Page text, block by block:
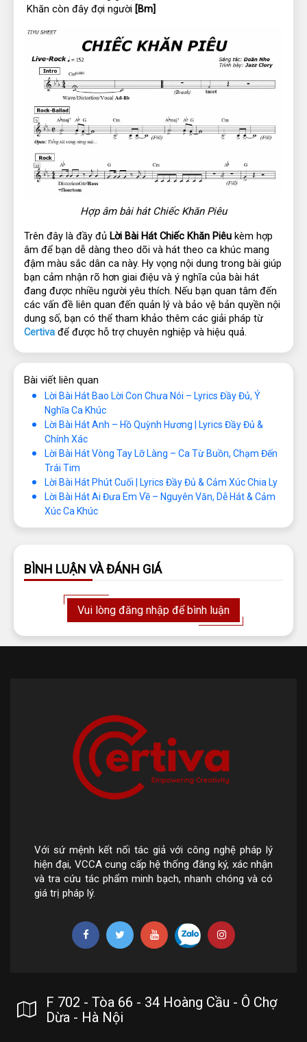
Khăn còn đây đợi người [Bm]
Hợp âm bài hát Chiếc Khăn Piêu
Trên đây là đầy đủ Lời Bài Hát Chiếc Khăn Piêu kèm hợp
âm để bạn dễ dàng theo dõi và hát theo ca khúc mang
đậm màu sắc dân ca này. Hy vọng nội dung trong bài giúp
bạn cảm nhận rõ hơn giai điệu và ý nghĩa của bài hát
đang được nhiều người yêu thích. Nếu bạn quan tâm đến
các vấn đề liên quan đến quản lý và bảo vệ bản quyền nội
dung số, bạn có thể tham khảo thêm các giải pháp từ
Certiva để được hỗ trợ chuyên nghiệp và hiệu quả.
Bài viết liên quan
Lời Bài Hát Bao Lời Con Chưa Nói – Lyrics Đầy Đủ, Ý
Nghĩa Ca Khúc
Lời Bài Hát Anh – Hồ Quỳnh Hương | Lyrics Đầy Đủ &
Chính Xác
Lời Bài Hát Vòng Tay Lỡ Làng – Ca Từ Buồn, Chạm Đến
Trái Tim
Lời Bài Hát Phút Cuối | Lyrics Đầy Đủ & Cảm Xúc Chia Ly
Lời Bài Hát Ai Đưa Em Về – Nguyên Văn, Dễ Hát & Cảm
Xúc Ca Khúc
BÌNH LUẬN VÀ ĐÁNH GIÁ
Vui lòng đăng nhập để bình luận
Với sứ mệnh kết nối tác giả với công nghệ pháp lý
hiện đại, VCCA cung cấp hệ thống đăng ký, xác nhận
và tra cứu tác phẩm minh bạch, nhanh chóng và có
giá trị pháp lý.
F 702 - Tòa 66 - 34 Hoàng Cầu - Ô Chợ
Dừa - Hà Nội